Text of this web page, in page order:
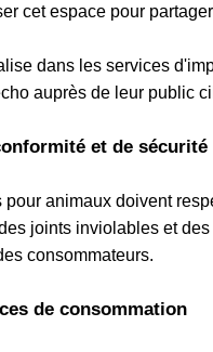
cet espace pour
dans les services
auprès de leur public
et de sécurité
animaux doivent
joints inviolables et
consommateurs.
de consommation